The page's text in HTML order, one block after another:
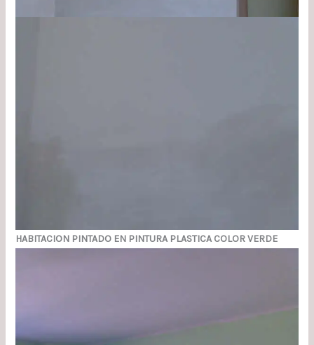
HABITACION PINTADO EN PINTURA PLASTICA COLOR VERDE